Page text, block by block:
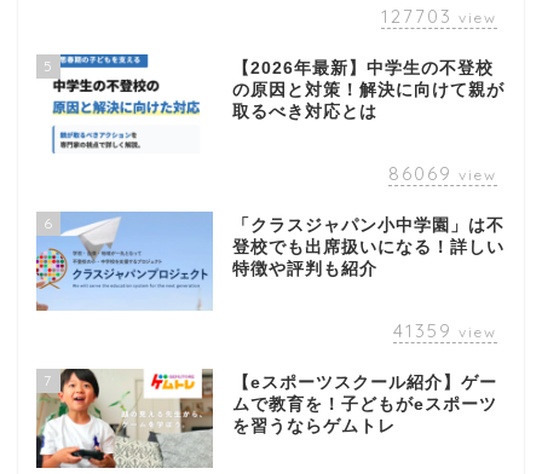
127703 view
5
【2026年最新】中学生の不登校
の原因と対策！解決に向けて親が
取るべき対応とは
86069 view
6
「クラスジャパン小中学園」は不
登校でも出席扱いになる！詳しい
特徴や評判も紹介
41359 view
7
【eスポーツスクール紹介】ゲー
ムで教育を！子どもがeスポーツ
を習うならゲムトレ